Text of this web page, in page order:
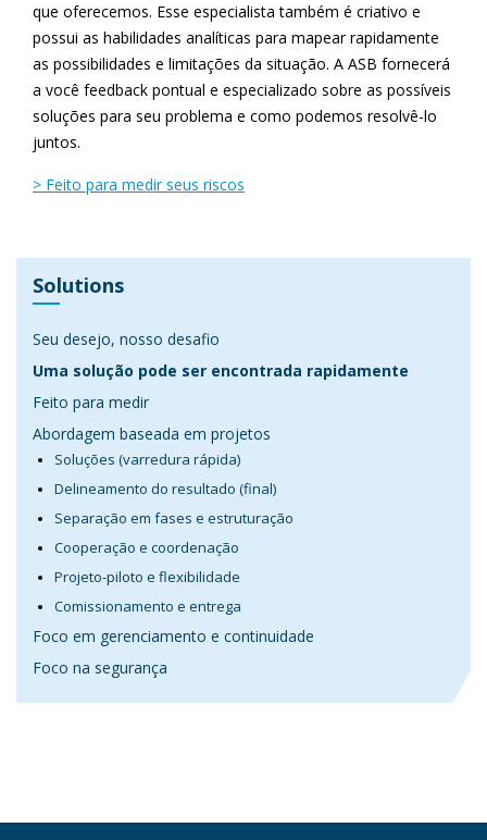
que oferecemos. Esse especialista também é criativo e
possui as habilidades analíticas para mapear rapidamente
as possibilidades e limitações da situação. A ASB fornecerá
a você feedback pontual e especializado sobre as possíveis
soluções para seu problema e como podemos resolvê-lo
juntos.
> Feito para medir seus riscos
Solutions
Seu desejo, nosso desafio
Uma solução pode ser encontrada rapidamente
Feito para medir
Abordagem baseada em projetos
Soluções (varredura rápida)
Delineamento do resultado (final)
Separação em fases e estruturação
Cooperação e coordenação
Projeto-piloto e flexibilidade
Comissionamento e entrega
Foco em gerenciamento e continuidade
Foco na segurança